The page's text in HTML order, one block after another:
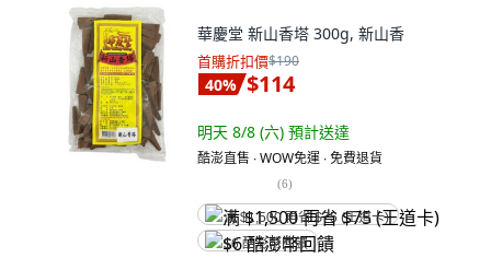
華慶堂 新山香塔 300g, 新山香
首購折扣價$190
40% $114
明天 8/8 (六) 預計送達
酷澎直售 ∙ WOW免運 ∙ 免費退貨
(6)
满 $1,500 再省 $75 (王道卡)
$6 酷澎幣回饋